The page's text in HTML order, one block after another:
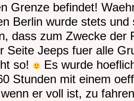
Grenze befindet!
Berlin wurde stets und
dass zum Zwecke der
Seite Jeeps fuer alle
so!
Es wurde
Stunden mit einem
er voll ist, zu